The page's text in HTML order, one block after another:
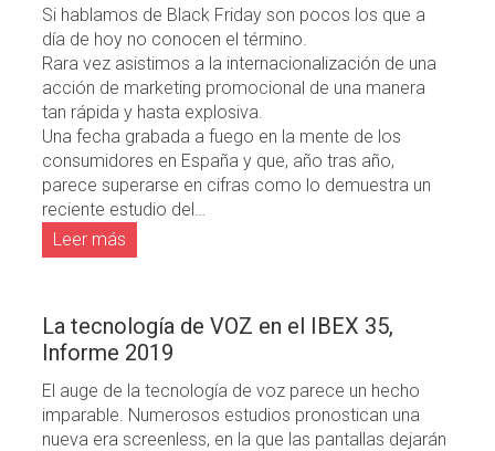
Si hablamos de Black Friday son pocos los que a
día de hoy no conocen el término.
Rara vez asistimos a la internacionalización de una
acción de marketing promocional de una manera
tan rápida y hasta explosiva.
Una fecha grabada a fuego en la mente de los
consumidores en España y que, año tras año,
parece superarse en cifras como lo demuestra un
reciente estudio del…
Leer más
La tecnología de VOZ en el IBEX 35,
Informe 2019
El auge de la tecnología de voz parece un hecho
imparable. Numerosos estudios pronostican una
nueva era screenless, en la que las pantallas dejarán